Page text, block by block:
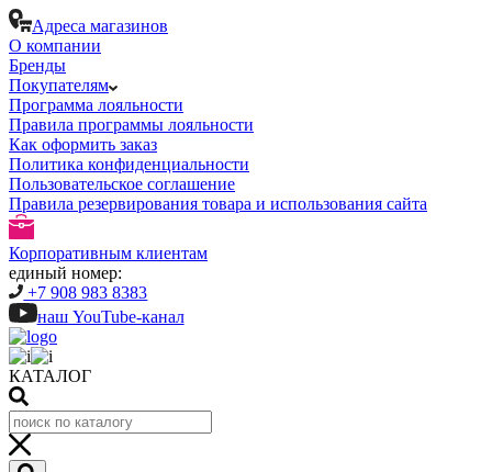
Адреса магазинов
О компании
Бренды
Покупателям
Программа лояльности
Правила программы лояльности
Как оформить заказ
Политика конфиденциальности
Пользовательское соглашение
Правила резервирования товара и использования сайта
Корпоративным клиентам
единый номер:
+7 908 983 8383
наш YouTube-канал
КАТАЛОГ